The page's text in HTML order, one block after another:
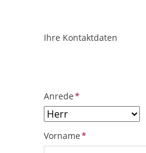
ObjektPlatzhalter
URL
Ihre Kontaktdaten
Pflichtfeld
Anrede*
Pflichtfeld
Vorname*